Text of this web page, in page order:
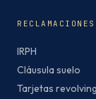
RECLAMACIONES
IRPH
Cláusula suelo
Tarjetas revolving